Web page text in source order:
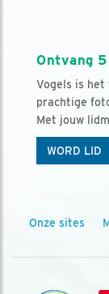
Ontvang
Vogels is
prachtige
Met jouw
WORD LID
Onze sites